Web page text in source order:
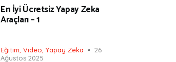
En İyi Ücretsiz Yapay Zeka
Araçları – 1
Eğitim Video Yapay Zeka
26
Ağustos 2025